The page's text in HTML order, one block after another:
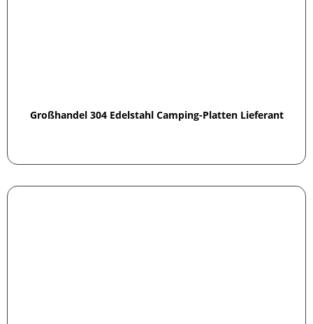
Großhandel 304 Edelstahl Camping-Platten Lieferant